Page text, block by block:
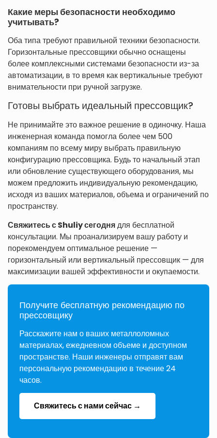
Какие меры безопасности необходимо
учитывать?
Оба типа требуют правильной техники безопасности.
Горизонтальные прессовщики обычно оснащены
более комплексными системами безопасности из-за
автоматизации, в то время как вертикальные требуют
внимательности при ручной загрузке.
Готовы выбрать идеальный прессовщик?
Не принимайте это важное решение в одиночку. Наша
инженерная команда помогла более чем 500
компаниям по всему миру выбрать правильную
конфигурацию прессовщика. Будь то начальный этап
или обновление существующего оборудования, мы
можем предложить индивидуальную рекомендацию,
исходя из ваших материалов, объема и ограничений по
пространству.
Свяжитесь с Shuliy сегоднядля бесплатной
консультации. Мы проанализируем вашу работу и
порекомендуем оптимальное решение —
горизонтальный или вертикальный прессовщик — для
максимизации вашей эффективности и окупаемости.
Получите бесплатную рекомендацию по
прессовщику
Расскажите нам о ваших металлоломных
материалах, ежедневном объеме и доступном
пространстве. Наши инженеры отправят вам
персональную рекомендацию в течение 24
часов.
Свяжитесь с нами сейчас →